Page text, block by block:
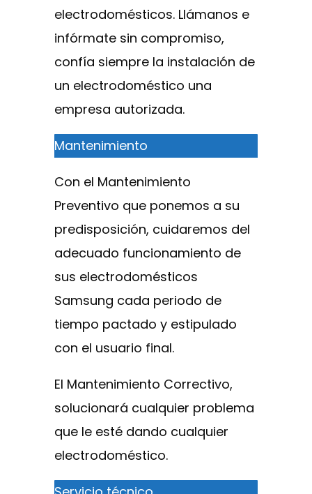
electrodomésticos. Llámanos e
infórmate sin compromiso,
confía siempre la instalación de
un electrodoméstico una
empresa autorizada.
Mantenimiento
Con el Mantenimiento
Preventivo que ponemos a su
predisposición, cuidaremos del
adecuado funcionamiento de
sus electrodomésticos
Samsung cada periodo de
tiempo pactado y estipulado
con el usuario final.
El Mantenimiento Correctivo,
solucionará cualquier problema
que le esté dando cualquier
electrodoméstico.